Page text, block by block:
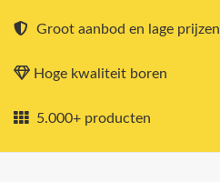
Groot aanbod en lage prijzen
Hoge kwaliteit boren
5.000+ producten